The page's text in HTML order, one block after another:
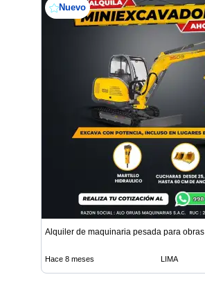
Nuevo
Alquiler de maquinaria pesada para obras
Hace 8 meses LIMA